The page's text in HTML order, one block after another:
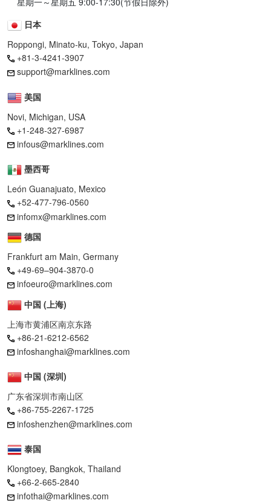
日本
Roppongi, Minato-ku, Tokyo, Japan
+81-3-4241-3907
support@marklines.com
美国
Novi, Michigan, USA
+1-248-327-6987
infous@marklines.com
墨西哥
León Guanajuato, Mexico
+52-477-796-0560
infomx@marklines.com
德国
Frankfurt am Main, Germany
+49-69–904-3870-0
infoeuro@marklines.com
中国 (上海)
上海市黄浦区南京东路
+86-21-6212-6562
infoshanghai@marklines.com
中国 (深圳)
广东省深圳市南山区
+86-755-2267-1725
infoshenzhen@marklines.com
泰国
Klongtoey, Bangkok, Thailand
+66-2-665-2840
infothai@marklines.com